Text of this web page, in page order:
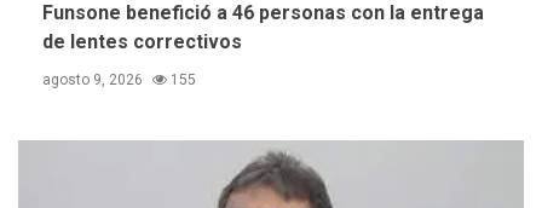
Funsone benefició a 46 personas con la entrega
de lentes correctivos
agosto 9, 2026 155